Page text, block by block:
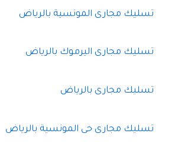
تسليك مجارى المونسية بالرياض
تسليك مجارى اليرموك بالرياض
تسليك مجارى بالرياض
تسليك مجارى حى المونسية بالرياض